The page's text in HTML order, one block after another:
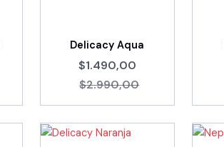
Delicacy Aqua
$1.490,00
$2.990,00